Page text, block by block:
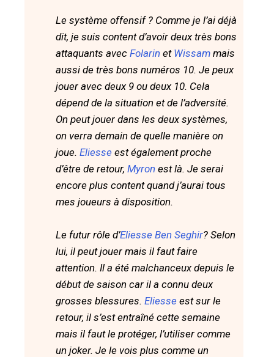
Le système offensif ? Comme je l’ai déjà
dit, je suis content d’avoir deux très bons
attaquants avec Folarin et Wissam mais
aussi de très bons numéros 10. Je peux
jouer avec deux 9 ou deux 10. Cela
dépend de la situation et de l’adversité.
On peut jouer dans les deux systèmes,
on verra demain de quelle manière on
joue. Eliesse est également proche
d’être de retour, Myron est là. Je serai
encore plus content quand j’aurai tous
mes joueurs à disposition.
Le futur rôle d’Eliesse Ben Seghir? Selon
lui, il peut jouer mais il faut faire
attention. Il a été malchanceux depuis le
début de saison car il a connu deux
grosses blessures. Eliesse est sur le
retour, il s’est entraîné cette semaine
mais il faut le protéger, l’utiliser comme
un joker. Je le vois plus comme un